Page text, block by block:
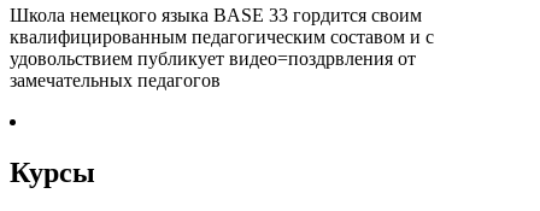
Школа немецкого языка BASE 33 гордится своим
квалифицированным педагогическим составом и с
удовольствием публикует видео=поздрвления от
замечательных педагогов
Курсы